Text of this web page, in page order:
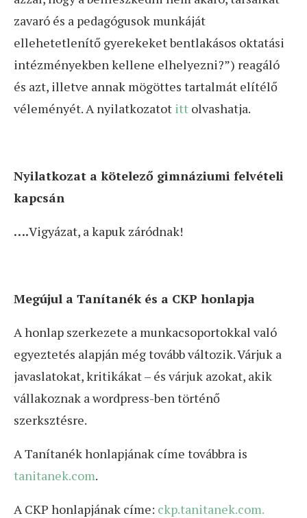
zavaró és a pedagógusok munkáját
ellehetetlenítő gyerekeket bentlakásos oktatási
intézményekben kellene elhelyezni?”) reagáló
és azt, illetve annak mögöttes tartalmát elítélő
véleményét. A nyilatkozatot itt olvashatja.
Nyilatkozat a kötelező gimnáziumi felvételi
kapcsán
….Vigyázat, a kapuk záródnak!
Megújul a Tanítanék és a CKP honlapja
A honlap szerkezete a munkacsoportokkal való
egyeztetés alapján még tovább változik. Várjuk a
javaslatokat, kritikákat – és várjuk azokat, akik
vállakoznak a wordpress-ben történő
szerksztésre.
A Tanítanék honlapjának címe továbbra is
tanitanek.com.
A CKP honlapjának címe: ckp.tanitanek.com.